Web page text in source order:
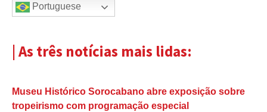
Portuguese
| As três notícias mais lidas:
Museu Histórico Sorocabano abre exposição sobre
tropeirismo com programação especial